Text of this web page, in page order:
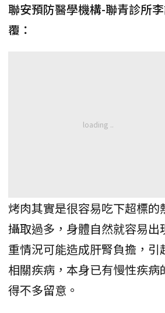
聯安預防醫學機構-聯青診所
覆：
烤肉其實是很容易吃下超標的
攝取過多，身體自然就容易出
重情況可能造成肝腎負擔，
相關疾病，本身已有慢性疾病
得不多留意。